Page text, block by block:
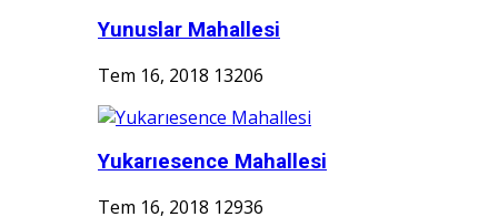
Yunuslar Mahallesi
Tem 16, 2018 13206
Yukarıesence Mahallesi
Tem 16, 2018 12936